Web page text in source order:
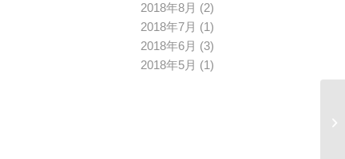
2018年8月 (2)
2018年7月 (1)
2018年6月 (3)
2018年5月 (1)